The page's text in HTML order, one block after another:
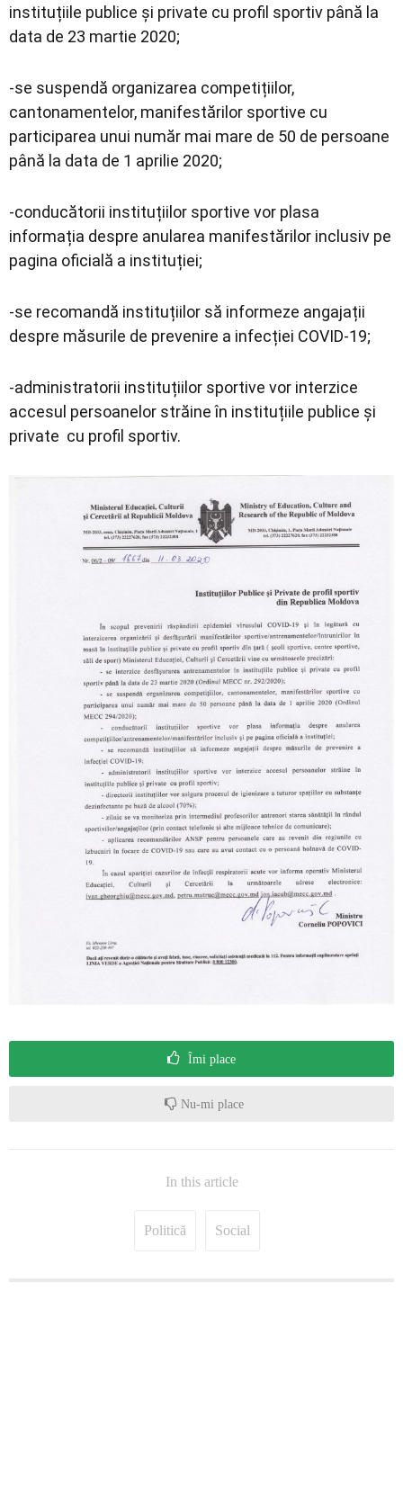
instituțiile publice și private cu profil sportiv până la
data de 23 martie 2020;
-se suspendă organizarea competițiilor,
cantonamentelor, manifestărilor sportive cu
participarea unui număr mai mare de 50 de persoane
până la data de 1 aprilie 2020;
-conducătorii instituțiilor sportive vor plasa
informația despre anularea manifestărilor inclusiv pe
pagina oficială a instituției;
-se recomandă instituțiilor să informeze angajații
despre măsurile de prevenire a infecției COVID-19;
-administratorii instituțiilor sportive vor interzice
accesul persoanelor străine în instituțiile publice și
private cu profil sportiv.
Îmi place
Nu-mi place
In this article
Politică Social